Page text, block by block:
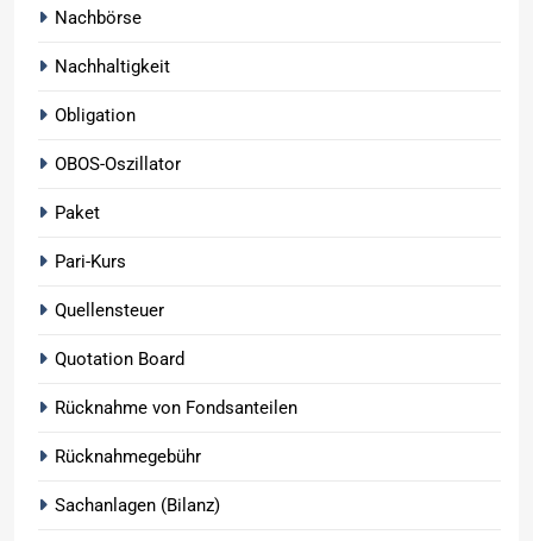
Nachbörse
Nachhaltigkeit
Obligation
OBOS-Oszillator
Paket
Pari-Kurs
Quellensteuer
Quotation Board
Rücknahme von Fondsanteilen
Rücknahmegebühr
Sachanlagen (Bilanz)